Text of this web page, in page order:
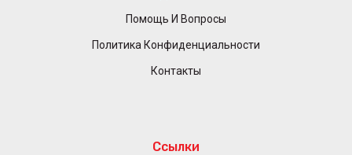
Помощь И Вопросы
Политика Конфиденциальности
Контакты
Ссылки